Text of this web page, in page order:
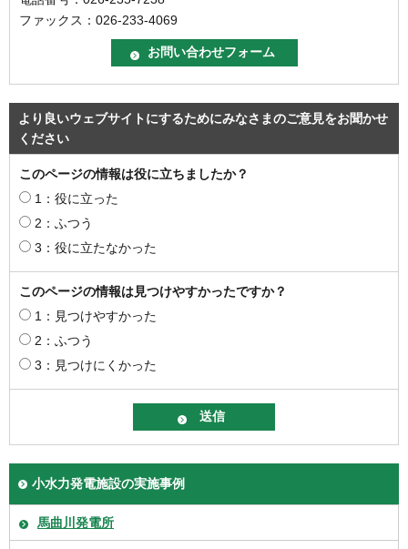
ファックス：026-233-4069
より良いウェブサイトにするためにみなさまのご意見をお聞かせ
ください
このページの情報は役に立ちましたか？
1：役に立った
2：ふつう
3：役に立たなかった
このページの情報は見つけやすかったですか？
1：見つけやすかった
2：ふつう
3：見つけにくかった
小水力発電施設の実施事例
馬曲川発電所